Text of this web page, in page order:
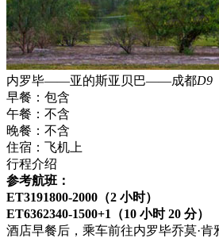
内罗毕——亚的斯亚贝巴——成都D9
早餐： 包含
午餐： 不含
晚餐： 不含
住宿： 飞机上
行程介绍
参考航班：
ET3191800-2000（2 小时）
ET6362340-1500+1（10 小时 20 分）
酒店早餐后，乘车前往内罗毕乔莫·肯